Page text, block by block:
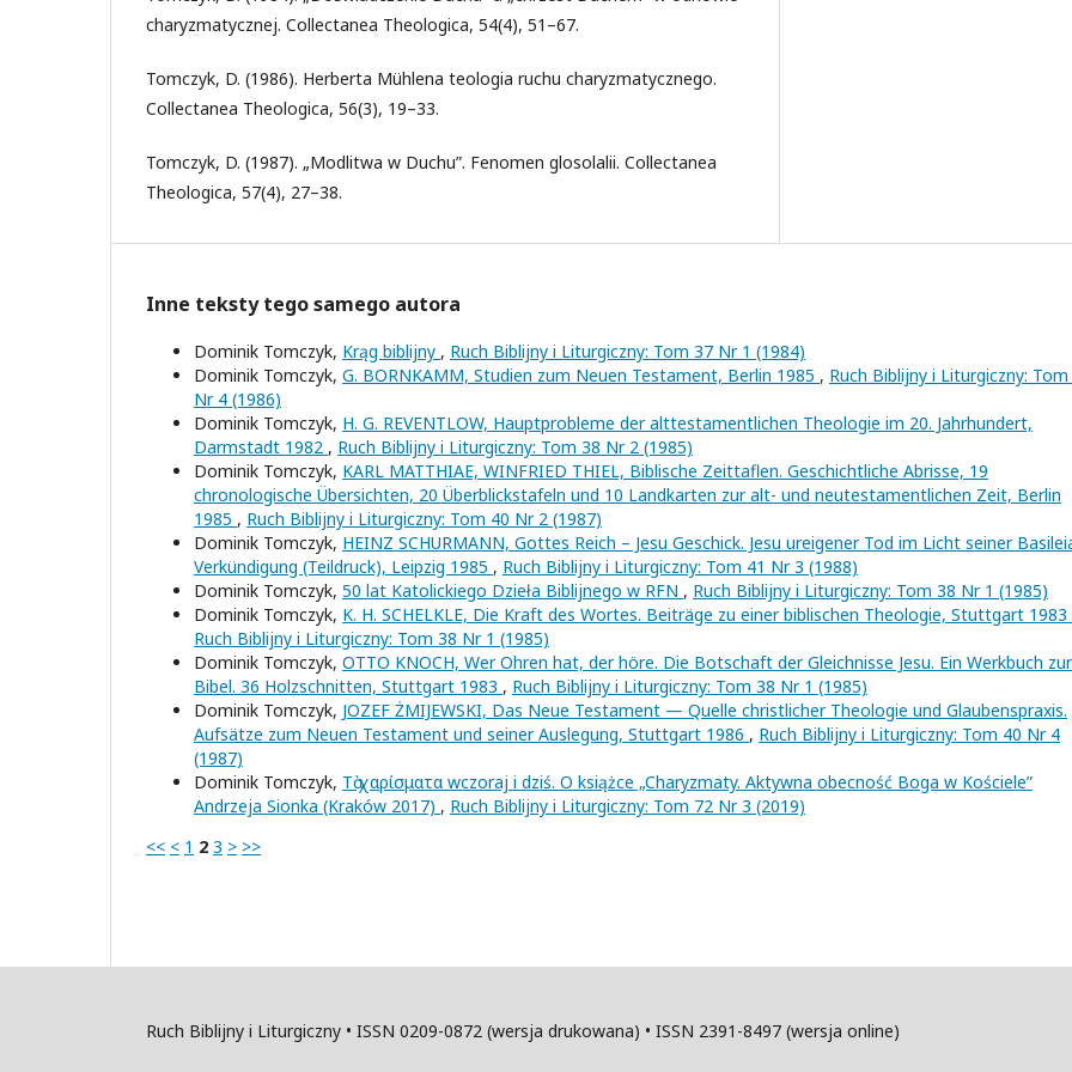
charyzmatycznej. Collectanea Theologica, 54(4), 51–67.
Tomczyk, D. (1986). Herberta Mühlena teologia ruchu charyzmatycznego.
Collectanea Theologica, 56(3), 19–33.
Tomczyk, D. (1987). „Modlitwa w Duchu”. Fenomen glosolalii. Collectanea
Theologica, 57(4), 27–38.
Inne teksty tego samego autora
Dominik Tomczyk, Krąg biblijny , Ruch Biblijny i Liturgiczny: Tom 37 Nr 1 (1984)
Dominik Tomczyk, G. BORNKAMM, Studien zum Neuen Testament, Berlin 1985 , Ruch Biblijny i Liturgiczny:
Nr 4 (1986)
Dominik Tomczyk, H. G. REVENTLOW, Hauptprobleme der alttestamentlichen Theologie im 20. Jahrhundert,
Darmstadt 1982 , Ruch Biblijny i Liturgiczny: Tom 38 Nr 2 (1985)
Dominik Tomczyk, KARL MATTHIAE, WINFRIED THIEL, Biblische Zeittaflen. Geschichtliche Abrisse, 19
chronologische Übersichten, 20 Überblickstafeln und 10 Landkarten zur alt- und neutestamentlichen Zeit, Berlin
1985 , Ruch Biblijny i Liturgiczny: Tom 40 Nr 2 (1987)
Dominik Tomczyk, HEINZ SCHURMANN, Gottes Reich – Jesu Geschick. Jesu ureigener Tod im Licht seiner
Verkündigung (Teildruck), Leipzig 1985 , Ruch Biblijny i Liturgiczny: Tom 41 Nr 3 (1988)
Dominik Tomczyk, 50 lat Katolickiego Dzieła Biblijnego w RFN , Ruch Biblijny i Liturgiczny: Tom 38 Nr 1 (1985)
Dominik Tomczyk, K. H. SCHELKLE, Die Kraft des Wortes. Beiträge zu einer biblischen Theologie, Stuttgart 1983
Ruch Biblijny i Liturgiczny: Tom 38 Nr 1 (1985)
Dominik Tomczyk, OTTO KNOCH, Wer Ohren hat, der höre. Die Botschaft der Gleichnisse Jesu. Ein Werkbuch zur
Bibel. 36 Holzschnitten, Stuttgart 1983 , Ruch Biblijny i Liturgiczny: Tom 38 Nr 1 (1985)
Dominik Tomczyk, JOZEF ŻMIJEWSKI, Das Neue Testament — Quelle christlicher Theologie und Glaubenspraxis.
Aufsätze zum Neuen Testament und seiner Auslegung, Stuttgart 1986 , Ruch Biblijny i Liturgiczny: Tom 40 Nr 4
(1987)
Dominik Tomczyk, Τὰ χαρίσματα wczoraj i dziś. O książce „Charyzmaty. Aktywna obecność Boga w Kościele”
Andrzeja Sionka (Kraków 2017) , Ruch Biblijny i Liturgiczny: Tom 72 Nr 3 (2019)
<< < 1 2 3 > >>
Ruch Biblijny i Liturgiczny • ISSN 0209-0872 (wersja drukowana) • ISSN 2391-8497 (wersja online)